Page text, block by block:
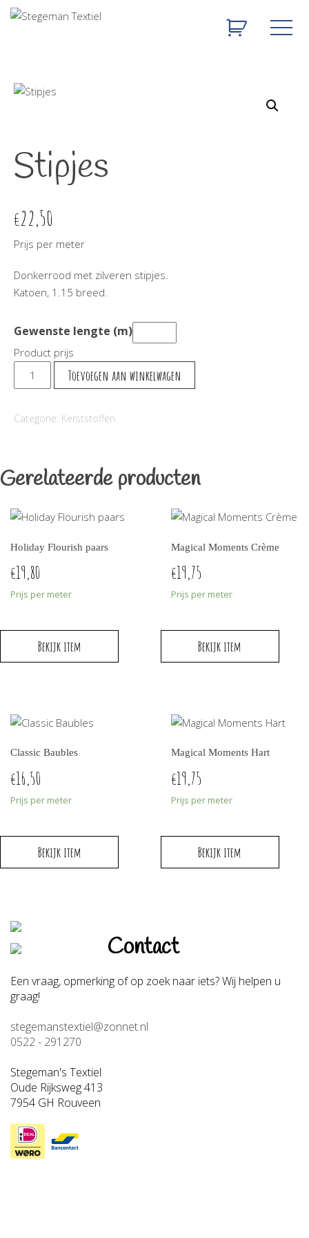
Stipjes
€22,50
Prijs per meter
Donkerrood met zilveren stipjes.
Katoen, 1.15 breed.
Gewenste lengte (m)
Product prijs
Stipjes
aantal
Toevoegen aan winkelwagen
Categorie: Kerststoffen
Gerelateerde producten
Holiday Flourish paars
€19,80
Prijs per meter
Bekijk item
Magical Moments Crème
€19,75
Prijs per meter
Bekijk item
Classic Baubles
€16,50
Prijs per meter
Bekijk item
Magical Moments Hart
€19,75
Prijs per meter
Bekijk item
Contact
Een vraag, opmerking of op zoek naar iets? Wij helpen u
graag!
stegemanstextiel@zonnet.nl
0522 - 291270
Stegeman's Textiel
Oude Rijksweg 413
7954 GH Rouveen